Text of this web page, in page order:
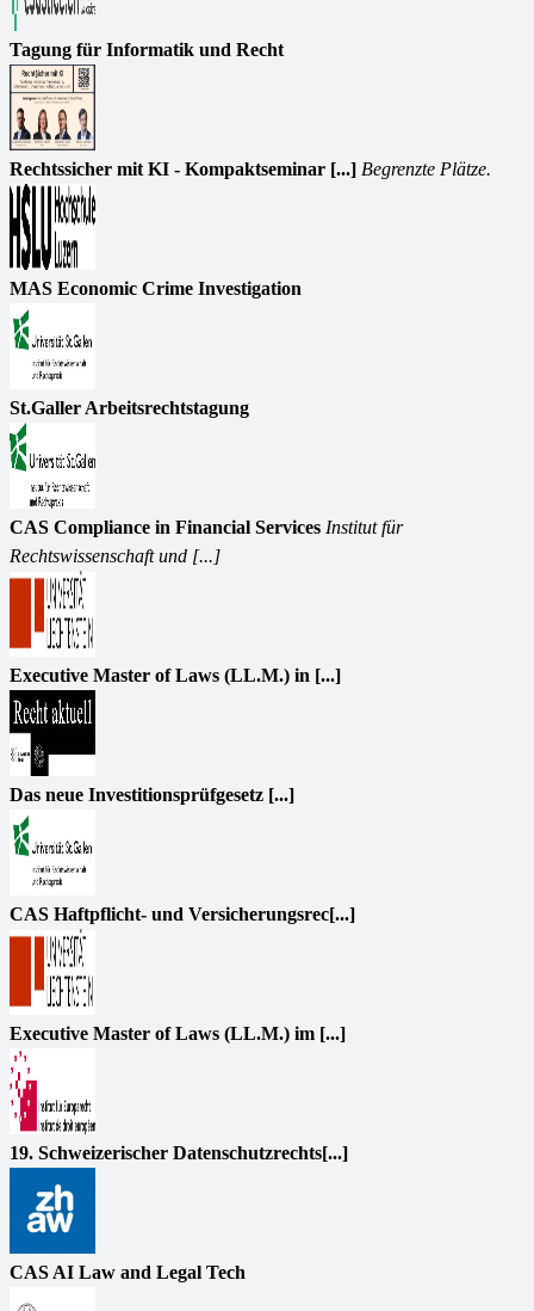
Tagung für Informatik und Recht
Rechtssicher mit KI - Kompaktseminar [...] Begrenzte Plätze.
MAS Economic Crime Investigation
St.Galler Arbeitsrechtstagung
CAS Compliance in Financial Services Institut für
Rechtswissenschaft und [...]
Executive Master of Laws (LL.M.) in [...]
Das neue Investitionsprüfgesetz [...]
CAS Haftpflicht- und Versicherungsrec[...]
Executive Master of Laws (LL.M.) im [...]
19. Schweizerischer Datenschutzrechts[...]
CAS AI Law and Legal Tech